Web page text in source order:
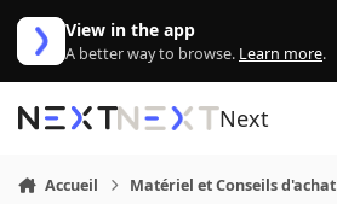
Aller au contenu
View in the app
A better way to browse. Learn more.
Next
Accueil Matériel et Conseils d'achat